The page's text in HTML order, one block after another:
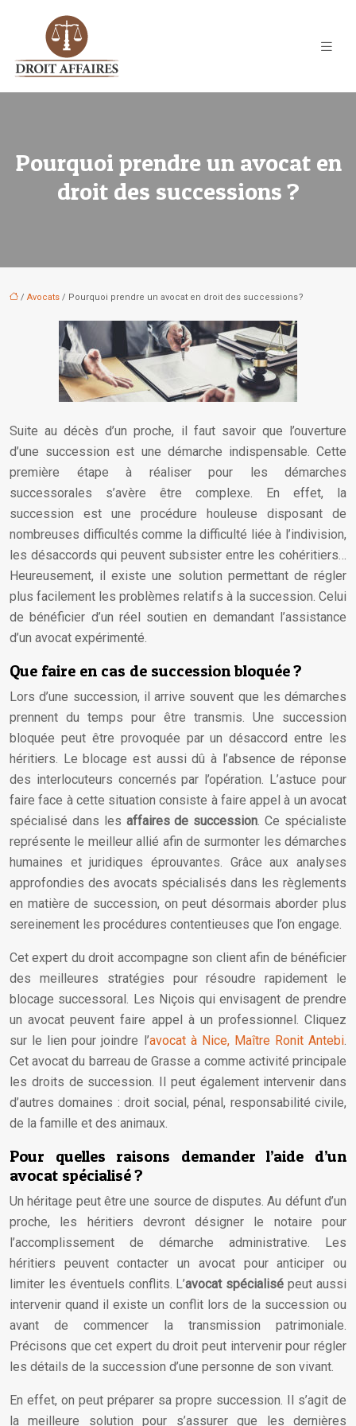
Pourquoi prendre un avocat en
droit des successions ?
/ Avocats / Pourquoi prendre un avocat en droit des successions ?
Suite au décès d’un proche, il faut savoir que l’ouverture
d’une succession est une démarche indispensable. Cette
première étape à réaliser pour les démarches
successorales s’avère être complexe. En effet, la
succession est une procédure houleuse disposant de
nombreuses difficultés comme la difficulté liée à l’indivision,
les désaccords qui peuvent subsister entre les cohéritiers…
Heureusement, il existe une solution permettant de régler
plus facilement les problèmes relatifs à la succession. Celui
de bénéficier d’un réel soutien en demandant l’assistance
d’un avocat expérimenté.
Que faire en cas de succession bloquée ?
Lors d’une succession, il arrive souvent que les démarches
prennent du temps pour être transmis. Une succession
bloquée peut être provoquée par un désaccord entre les
héritiers. Le blocage est aussi dû à l’absence de réponse
des interlocuteurs concernés par l’opération. L’astuce pour
faire face à cette situation consiste à faire appel à un avocat
spécialisé dans les affaires de succession. Ce spécialiste
représente le meilleur allié afin de surmonter les démarches
humaines et juridiques éprouvantes. Grâce aux analyses
approfondies des avocats spécialisés dans les règlements
en matière de succession, on peut désormais aborder plus
sereinement les procédures contentieuses que l’on engage.
Cet expert du droit accompagne son client afin de bénéficier
des meilleures stratégies pour résoudre rapidement le
blocage successoral. Les Niçois qui envisagent de prendre
un avocat peuvent faire appel à un professionnel. Cliquez
sur le lien pour joindre l’avocat à Nice, Maître Ronit Antebi.
Cet avocat du barreau de Grasse a comme activité principale
les droits de succession. Il peut également intervenir dans
d’autres domaines : droit social, pénal, responsabilité civile,
de la famille et des animaux.
Pour quelles raisons demander l’aide d’un
avocat spécialisé ?
Un héritage peut être une source de disputes. Au défunt d’un
proche, les héritiers devront désigner le notaire pour
l’accomplissement de démarche administrative. Les
héritiers peuvent contacter un avocat pour anticiper ou
limiter les éventuels conflits. L’avocat spécialisé peut aussi
intervenir quand il existe un conflit lors de la succession ou
avant de commencer la transmission patrimoniale.
Précisons que cet expert du droit peut intervenir pour régler
les détails de la succession d’une personne de son vivant.
En effet, on peut préparer sa propre succession. Il s’agit de
la meilleure solution pour s’assurer que les dernières